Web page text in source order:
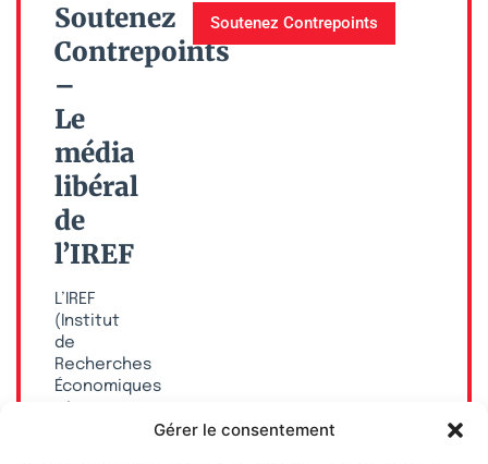
Gérer le consentement
Soutenez
Contrepoints
–
Le
média
libéral
de
l’IREF
L’IREF
(Institut
de
Recherches
Économiques
Soutenez Contrepoints